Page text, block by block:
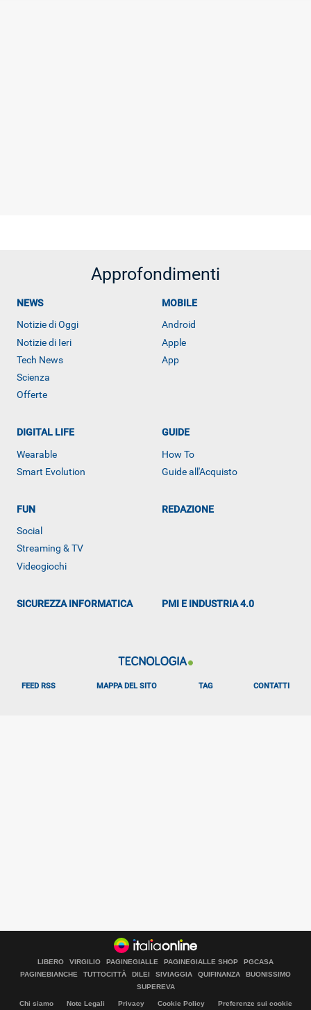
Approfondimenti
NEWS
Notizie di Oggi
Notizie di Ieri
Tech News
Scienza
Offerte
MOBILE
Android
Apple
App
DIGITAL LIFE
Wearable
Smart Evolution
GUIDE
How To
Guide all'Acquisto
FUN
Social
Streaming & TV
Videogiochi
REDAZIONE
SICUREZZA INFORMATICA PMI E INDUSTRIA 4.0
FEED RSS MAPPA DEL SITO TAG CONTATTI
LIBERO VIRGILIO PAGINEGIALLE PAGINEGIALLE SHOP
PGCASA
PAGINEBIANCHE
TUTTOCITTÀ DILEI SIVIAGGIA QUIFINANZA
BUONISSIMO
SUPEREVA
Chi siamo Note Legali Privacy Cookie Policy
Preferenze sui cookie